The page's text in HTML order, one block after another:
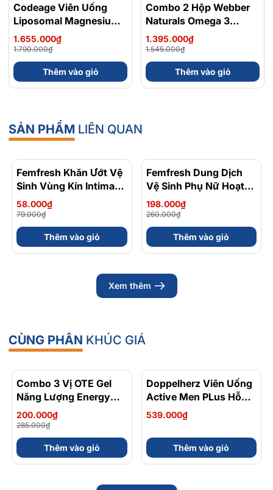
- 8%
Codeage Viên Uống
Liposomal Magnesium
Magie Glycinate Hữu Cơ
240 Viên - Chính Ngạch
Mỹ, Xuất VAT
1.655.000₫
1.790.000₫
Thêm vào giỏ
- 10%
Combo 2 Hộp Webber
Naturals Omega 3
900mg EPA/DHA Và
Magnesium
Bisglycinate 200mg Hỗ
Trợ Tim Mạch, Hệ Tiêu
Hoá - Hộp 120 Viên
1.395.000₫
1.545.000₫
Thêm vào giỏ
SẢN PHẨM LIÊN QUAN
- 27%
Femfresh Khăn Ướt Vệ
Sinh Vùng Kín Intimate
Skin Care Daily Wipes
Hỗ Trợ Làm Sạch Dịu
Nhẹ Gói 10 Tờ
58.000₫
79.000₫
Thêm vào giỏ
- 24%
Femfresh Dung Dịch
Vệ Sinh Phụ Nữ Hoạt
Động Nhiều Mồ Hôi
Active Fresh Wash
250ml
198.000₫
260.000₫
Thêm vào giỏ
Xem thêm
CÙNG PHÂN KHÚC GIÁ
- 30%
Combo 3 Vị OTE Gel
Năng Lượng Energy
Gel Kết Hợp
Carbohydrate Điện Giải
56gram 82kcal
200.000₫
285.000₫
Thêm vào giỏ
Doppelherz Viên Uống
Active Men PLus Hỗ
Trợ Tăng Cường Sức
Khỏe Sinh Lý Nam Hộp
30 Viên
539.000₫
Thêm vào giỏ